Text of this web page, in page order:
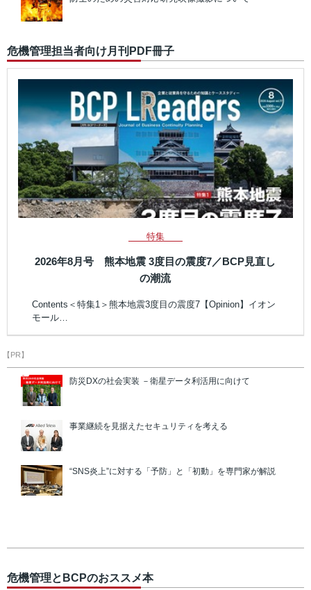
危機管理担当者向け月刊PDF冊子
特集
2026年8月号 熊本地震 3度目の震度7／BCP見直し
の潮流
Contents＜特集1＞熊本地震3度目の震度7【Opinion】イオン
モール…
【PR】
防災DXの社会実装 －衛星データ利活用に向けて
事業継続を見据えたセキュリティを考える
“SNS炎上”に対する「予防」と「初動」を専門家が解説
危機管理とBCPのおススメ本